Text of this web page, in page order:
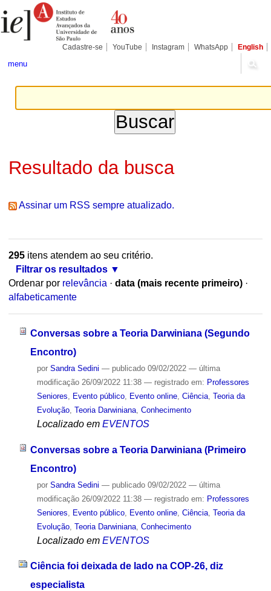
para
conteúdo.
Pessoais
Cadastre-se YouTube Instagram WhatsApp English
menu
Resultado da busca
Assinar um RSS sempre atualizado.
295itens atendem ao seu critério.
Filtrar os resultados
Ordenar por relevância · data (mais recente primeiro) ·
alfabeticamente
Conversas sobre a Teoria Darwiniana (Segundo
Encontro)
por Sandra Sedini — publicado09/02/2022 — última
modificação26/09/2022 11:38 — registrado em: Professores
Seniores
Evento público, Evento online, Ciência, Teoria da
Evolução, Teoria Darwiniana, Conhecimento
Localizado em EVENTOS
Conversas sobre a Teoria Darwiniana (Primeiro
Encontro)
por Sandra Sedini — publicado09/02/2022 — última
modificação26/09/2022 11:38 — registrado em: Professores
Seniores
Evento público, Evento online, Ciência, Teoria da
Evolução, Teoria Darwiniana, Conhecimento
Localizado em EVENTOS
Ciência foi deixada de lado na COP-26, diz
especialista